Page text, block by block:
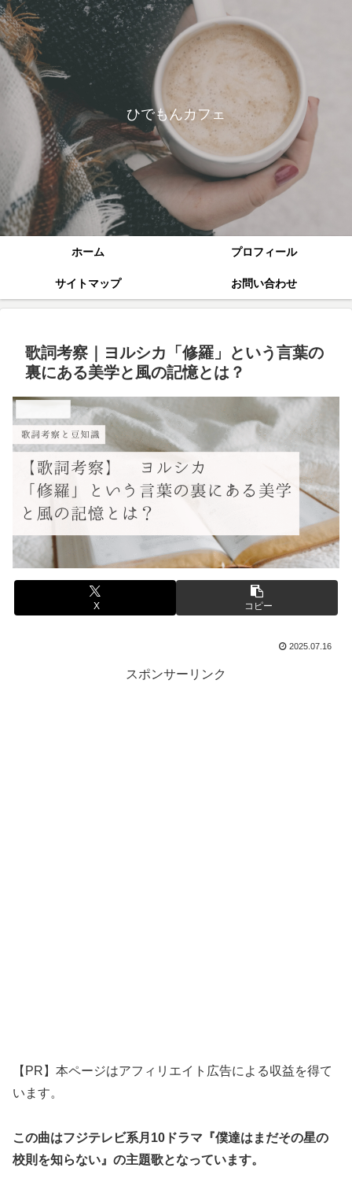
ひでもんカフェ
ホーム プロフィール
サイトマップ お問い合わせ
歌詞考察｜ヨルシカ「修羅」という言葉の
裏にある美学と風の記憶とは？
X コピー
2025.07.16
スポンサーリンク
【PR】本ページはアフィリエイト広告による収益を得て
います。
この曲はフジテレビ系月10ドラマ『僕達はまだその星の
校則を知らない』の主題歌となっています。